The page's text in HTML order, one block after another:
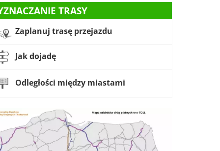
TRASY
Zaplanuj trasę przejazdu
Jak dojadę
Odległości między miastami